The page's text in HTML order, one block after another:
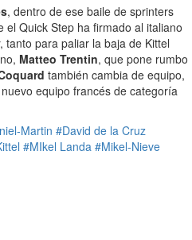
, dentro de ese baile de sprinters
Quick Step ha firmado al italiano
tanto para paliar la baja de Kittel
Matteo Trentin, que pone rumbo
también cambia de equipo,
equipo francés de categoría
Martin #David de la Cruz
#MIkel Landa #Mikel-Nieve